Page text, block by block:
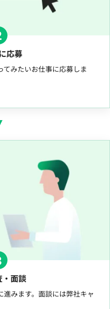
応募
みたいお仕事に応募しま
・面談
みます。面談には弊社キャ